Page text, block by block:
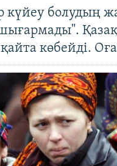
күйеу болудың
көбейді.